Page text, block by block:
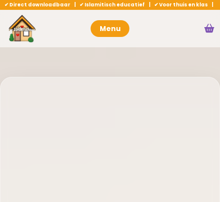
✔ Direct downloadbaar | ✔ Islamitisch educatief | ✔ Voor thuis en klas |
Menu